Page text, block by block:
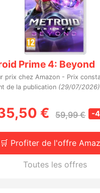
jeux Switch 2
Prime 4: Beyond
prix chez Amazon - Prix
de la publication (29/07/2026)
€ 59,99 € -
🛒 Profiter de l'offre
Toutes les offres